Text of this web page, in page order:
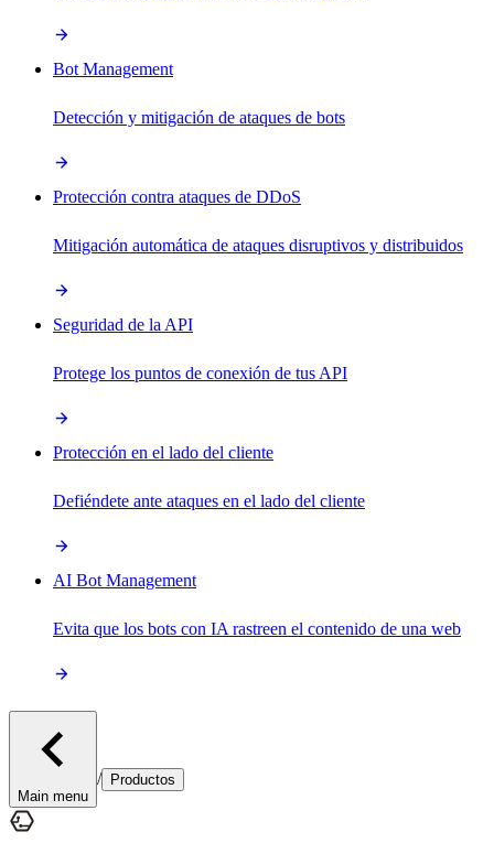
Bot Management
Detección y mitigación de ataques de bots
Protección contra ataques de DDoS
Mitigación automática de ataques disruptivos y distribuidos
Seguridad de la API
Protege los puntos de conexión de tus API
Protección en el lado del cliente
Defiéndete ante ataques en el lado del cliente
AI Bot Management
Evita que los bots con IA rastreen el contenido de una web
Main menu
/ Productos